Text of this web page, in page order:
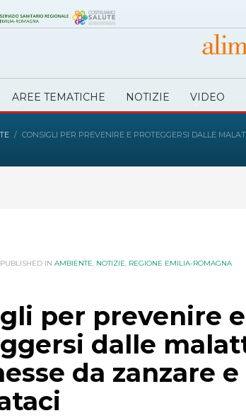
AREE TEMATICHE NOTIZIE VIDEO
CONSIGLI PER PREVENIRE E PROTEGGERSI DALLE
PUBLISHED IN AMBIENTE, NOTIZIE, REGIONE EMILIA-ROMAGNA
per prevenire e
dalle
da zanzare e